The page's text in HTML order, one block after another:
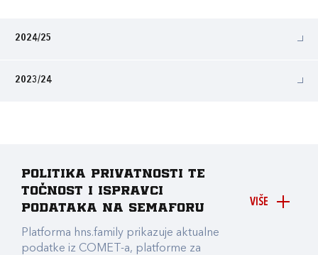
2024/25
2023/24
VIŠE
Politika privatnosti te
točnost i ispravci
podataka na Semaforu
Platforma hns.family prikazuje aktualne
podatke iz COMET-a, platforme za